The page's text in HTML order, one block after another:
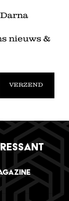
nieuws &